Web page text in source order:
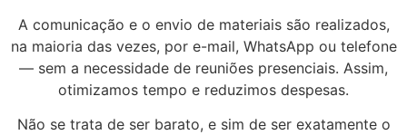
A comunicação e o envio de materiais são realizados,
na maioria das vezes, por e-mail, WhatsApp ou telefone
— sem a necessidade de reuniões presenciais. Assim,
otimizamos tempo e reduzimos despesas.
Não se trata de ser barato, e sim de ser exatamente o